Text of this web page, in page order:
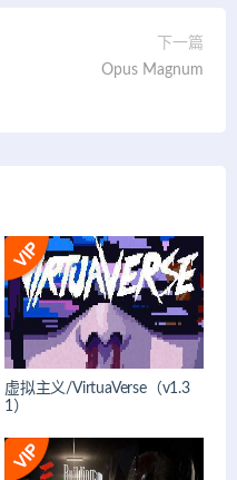
下一篇
Opus Magnum
虚拟主义/VirtuaVerse（v1.3
1）